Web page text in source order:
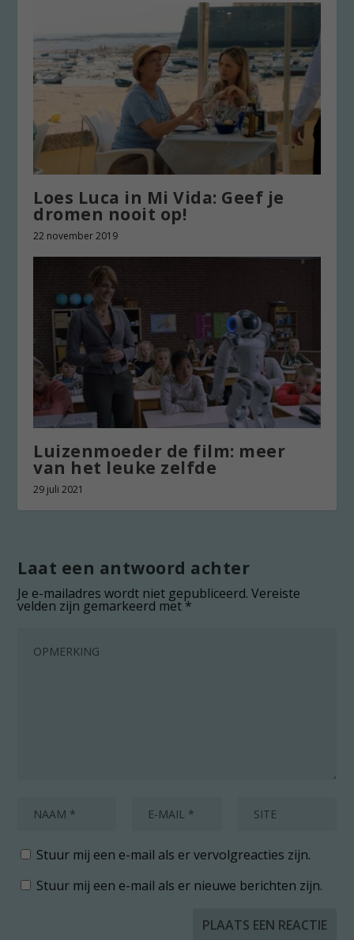
Loes Luca in Mi Vida: Geef je
dromen nooit op!
22 november 2019
Luizenmoeder de film: meer
van het leuke zelfde
29 juli 2021
Laat een antwoord achter
Je e-mailadres wordt niet gepubliceerd. Vereiste
velden zijn gemarkeerd met*
Stuur mij een e-mail als er vervolgreacties zijn.
Stuur mij een e-mail als er nieuwe berichten zijn.